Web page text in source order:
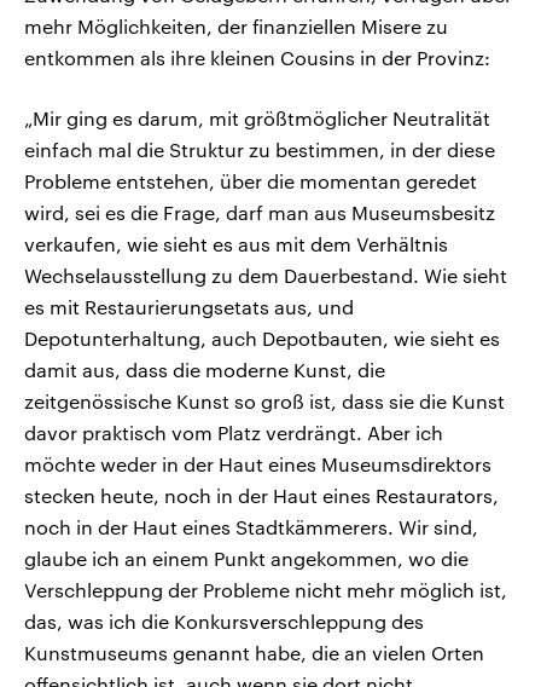
mehr Möglichkeiten, der finanziellen Misere zu
entkommen als ihre kleinen Cousins in der Provinz:
„Mir ging es darum, mit größtmöglicher Neutralität
einfach mal die Struktur zu bestimmen, in der diese
Probleme entstehen, über die momentan geredet
wird, sei es die Frage, darf man aus Museumsbesitz
verkaufen, wie sieht es aus mit dem Verhältnis
Wechselausstellung zu dem Dauerbestand. Wie sieht
es mit Restaurierungsetats aus, und
Depotunterhaltung, auch Depotbauten, wie sieht es
damit aus, dass die moderne Kunst, die
zeitgenössische Kunst so groß ist, dass sie die Kunst
davor praktisch vom Platz verdrängt. Aber ich
möchte weder in der Haut eines Museumsdirektors
stecken heute, noch in der Haut eines Restaurators,
noch in der Haut eines Stadtkämmerers. Wir sind,
glaube ich an einem Punkt angekommen, wo die
Verschleppung der Probleme nicht mehr möglich ist,
das, was ich die Konkursverschleppung des
Kunstmuseums genannt habe, die an vielen Orten